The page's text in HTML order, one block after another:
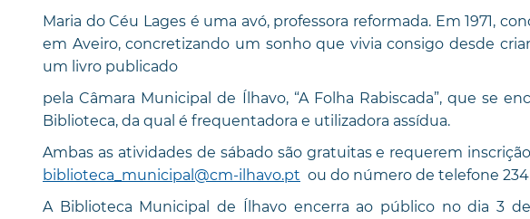
Maria do Céu Lages é uma avó, professora reformada. Em 1971,
em Aveiro, concretizando um sonho que vivia consigo desde
um livro publicado
pela Câmara Municipal de Ílhavo, “A Folha Rabiscada”, que se
Biblioteca, da qual é frequentadora e utilizadora assídua.
Ambas as atividades de sábado são gratuitas e requerem
biblioteca_municipal@cm-ilhavo.pt ou do número de telefone 234
A Biblioteca Municipal de Ílhavo encerra ao público no dia 3